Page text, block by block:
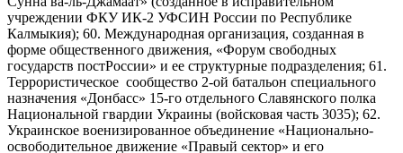
учреждении ФКУ ИК-2 УФСИН России по Республике
Калмыкия); 60. Международная организация, созданная в
форме общественного движения, «Форум свободных
государств постРоссии» и ее структурные подразделения; 61.
Террористическое сообщество 2-ой батальон специального
назначения «Донбасс» 15-го отдельного Славянского полка
Национальной гвардии Украины (войсковая часть 3035); 62.
Украинское военизированное объединение «Национально-
освободительное движение «Правый сектор» и его